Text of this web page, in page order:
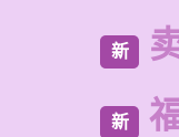
新
新